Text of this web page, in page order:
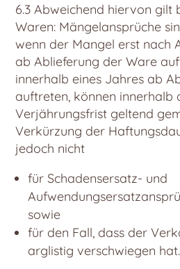
6.3 Abweichend hiervon gilt
Waren: Mängelansprüche
wenn der Mangel erst nach
ab Ablieferung der Ware
innerhalb eines Jahres ab
auftreten, können innerhalb
Verjährungsfrist geltend
Verkürzung der
jedoch nicht
für Schadensersatz- und
sowie
für den Fall, dass der
arglistig verschwiegen hat.